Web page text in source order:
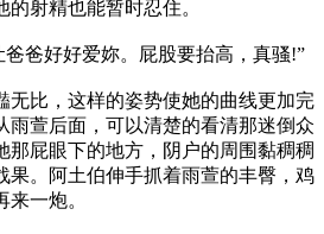
射精也能暂时忍住。
爸好好爱妳。屁股要抬高，真骚!”
比，这样的姿势使她的曲线更加完
雨萱后面，可以清楚的看清那迷倒众
那屁眼下的地方，阴户的周围黏稠稠
果。阿土伯伸手抓着雨萱的丰臀，鸡
一炮。